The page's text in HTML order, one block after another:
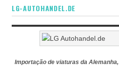
LG-AUTOHANDEL.DE
Importação de viaturas da